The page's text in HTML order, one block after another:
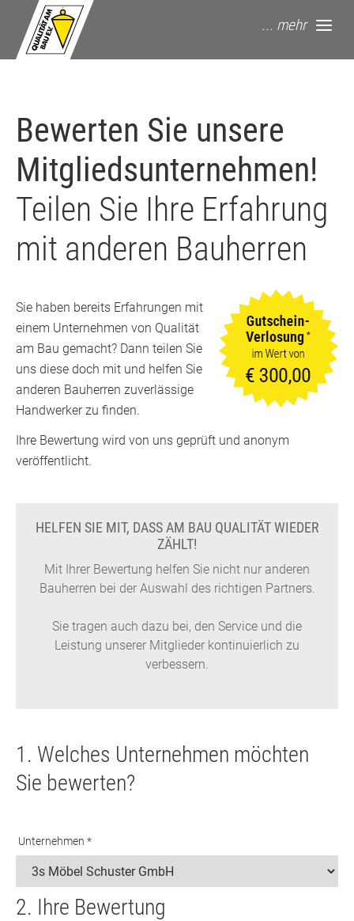
springe zum Hauptinhalt
... mehr
Bewerten Sie unsere
Mitgliedsunternehmen!
Teilen Sie Ihre Erfahrung
mit anderen Bauherren
Sie haben bereits Erfahrungen mit
einem Unternehmen von Qualität
am Bau gemacht? Dann teilen Sie
uns diese doch mit und helfen Sie
anderen Bauherren zuverlässige
Handwerker zu finden.
Ihre Bewertung wird von uns geprüft und anonym
veröffentlicht.
HELFEN SIE MIT, DASS AM BAU QUALITÄT WIEDER
ZÄHLT!
Mit Ihrer Bewertung helfen Sie nicht nur anderen
Bauherren bei der Auswahl des richtigen Partners.
Sie tragen auch dazu bei, den Service und die
Leistung unserer Mitglieder kontinuierlich zu
verbessern.
1. Welches Unternehmen möchten
Sie bewerten?
Unternehmen *
2. Ihre Bewertung